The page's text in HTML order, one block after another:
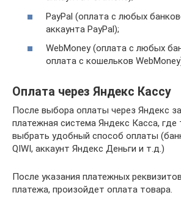
PayPal (оплата с любых
аккаунта PayPal);
WebMoney (оплата с любых
оплата с кошельков
Оплата через Яндекс Кассу
После выбора оплаты через Яндекс
платежная система Яндекс Касса, где
выбрать удобный способ оплаты
QIWI, аккаунт Яндекс Деньги и т.д.)
После указания платежных
платежа, произойдет оплата товара.